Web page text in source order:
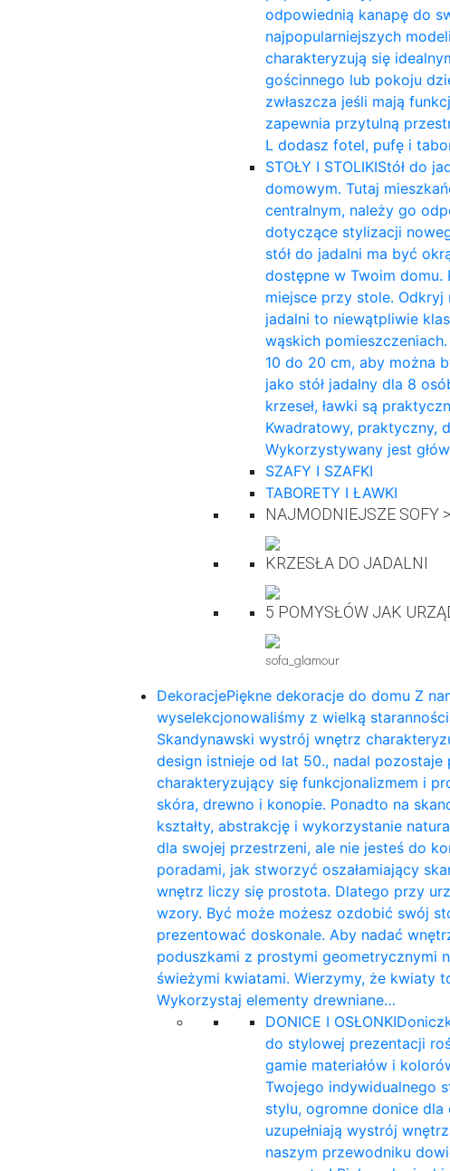
odpowiednią kanapę do
najpopularniejszych
charakteryzują się
gościnnego lub pokoju
zwłaszcza jeśli mają
zapewnia przytulną
L dodasz fotel, pufę i
STOŁY I STOLIKIStół do
domowym. Tutaj
centralnym, należy go
dotyczące stylizacji
stół do jadalni ma być
dostępne w Twoim
miejsce przy stole. Odkryj
jadalni to niewątpliwie
wąskich
10 do 20 cm, aby można
jako stół jadalny dla 8
krzeseł, ławki są
Kwadratowy, praktyczny,
Wykorzystywany jest
SZAFY I SZAFKI
TABORETY I ŁAWKI
NAJMODNIEJSZE SOFY
KRZESŁA DO JADALNI
5 POMYSŁÓW JAK
sofa_glamour
DekoracjePiękne dekoracje do domu Z
wyselekcjonowaliśmy z wielką
Skandynawski wystrój wnętrz
design istnieje od lat 50., nadal
charakteryzujący się funkcjonalizmem i
skóra, drewno i konopie. Ponadto na
kształty, abstrakcję i wykorzystanie
dla swojej przestrzeni, ale nie jesteś do
poradami, jak stworzyć oszałamiający
wnętrz liczy się prostota. Dlatego przy
wzory. Być może możesz ozdobić swój
prezentować doskonale. Aby nadać
poduszkami z prostymi geometrycznymi
świeżymi kwiatami. Wierzymy, że kwiaty
Wykorzystaj elementy drewniane…
DONICE I OSŁONKI
do stylowej prezentacji
gamie materiałów i
Twojego indywidualnego
stylu, ogromne donice
uzupełniają wystrój
naszym przewodniku